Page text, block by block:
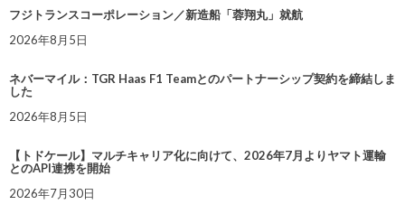
フジトランスコーポレーション／新造船「蓉翔丸」就航
2026年8月5日
ネバーマイル：TGR Haas F1 Teamとのパートナーシップ契約を締結しま
した
2026年8月5日
【トドケール】マルチキャリア化に向けて、2026年7月よりヤマト運輸
とのAPI連携を開始
2026年7月30日